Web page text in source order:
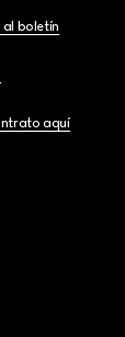
al boletín
aquí